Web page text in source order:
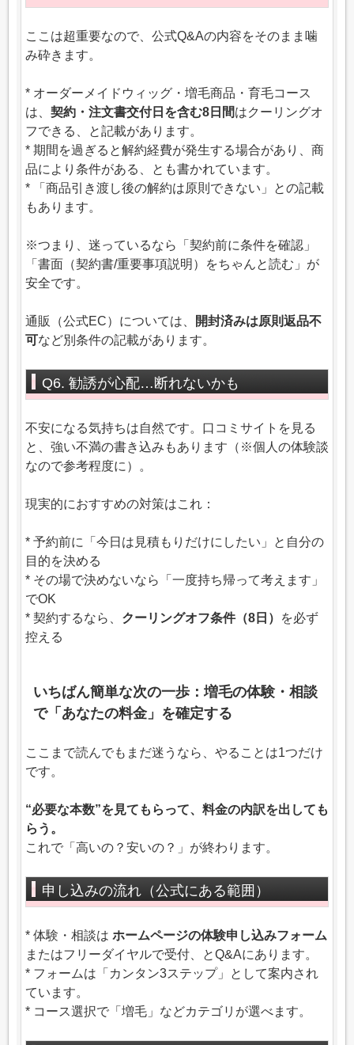
ここは超重要なので、公式Q&Aの内容をそのまま噛
み砕きます。
* オーダーメイドウィッグ・増毛商品・育毛コース
は、 契約・注文書交付日を含む8日間はクーリングオ
フできる、と記載があります。
* 期間を過ぎると解約経費が発生する場合があり、商
品により条件がある、とも書かれています。
* 「商品引き渡し後の解約は原則できない」との記載
もあります。
※つまり、迷っているなら「契約前に条件を確認」
「書面（契約書/重要事項説明）をちゃんと読む」が
安全です。
通販（公式EC）については、
開封済みは原則返品不
可など別条件の記載があります。
Q6. 勧誘が心配…断れないかも
不安になる気持ちは自然です。口コミサイトを見る
と、強い不満の書き込みもあります（※個人の体験談
なので参考程度に）。
現実的におすすめの対策はこれ：
* 予約前に「今日は見積もりだけにしたい」と自分の
目的を決める
* その場で決めないなら「一度持ち帰って考えます」
でOK
* 契約するなら、 クーリングオフ条件（8日）
を必ず
控える
いちばん簡単な次の一歩：増毛の体験・相談
で「あなたの料金」を確定する
ここまで読んでもまだ迷うなら、やることは1つだけ
です。
“必要な本数”を見てもらって、料金の内訳を出しても
らう。
これで「高いの？安いの？」が終わります。
申し込みの流れ（公式にある範囲）
* 体験・相談は ホームページの体験申し込みフォーム
またはフリーダイヤルで受付、とQ&Aにあります。
* フォームは「カンタン3ステップ」として案内され
ています。
* コース選択で「増毛」などカテゴリが選べます。